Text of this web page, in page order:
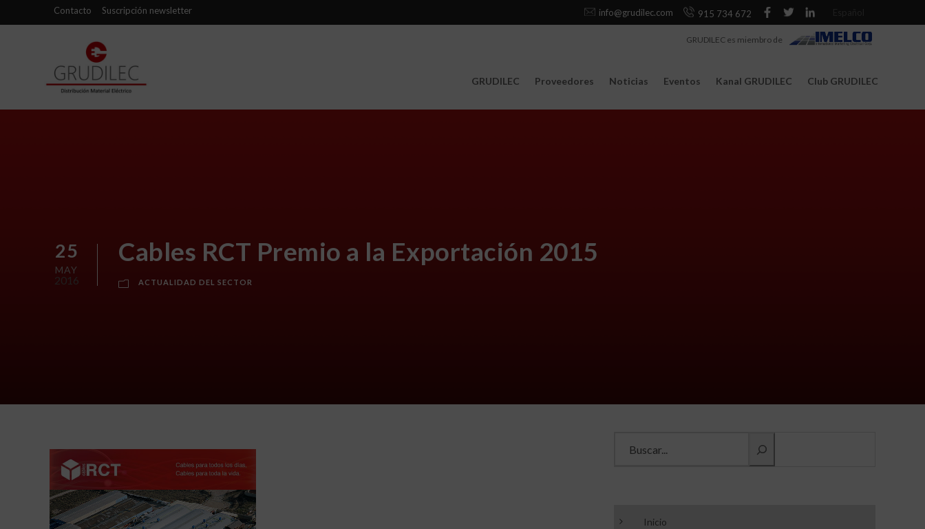
Contacto Suscripción newsletter info@grudilec.com 915 734 672
GRUDILEC Proveedores Noticias Eventos Kanal GRUDILEC Club GRUDILEC
GRUDILEC es miembro de
25
MAY
2016
Cables RCT Premio a la Exportación 2015
ACTUALIDAD DEL SECTOR
Inicio